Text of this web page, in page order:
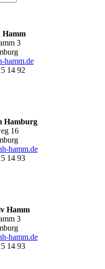
3
hamm.de
14 92
Hamburg
16
hamm.de
14 93
Hamm
3
hamm.de
14 93